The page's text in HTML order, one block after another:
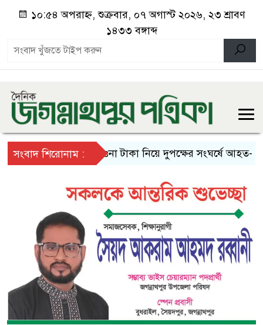
১০:৫৪ অপরাহ্ন, শুক্রবার, ০৭ অগাস্ট ২০২৬, ২৩ শ্রাবণ
১৪৩৩ বঙ্গাব্দ
সংবাদ শিরোনাম :পাওনা টাকা নিয়ে দুপক্ষের সংঘর্ষে আহত- ১০